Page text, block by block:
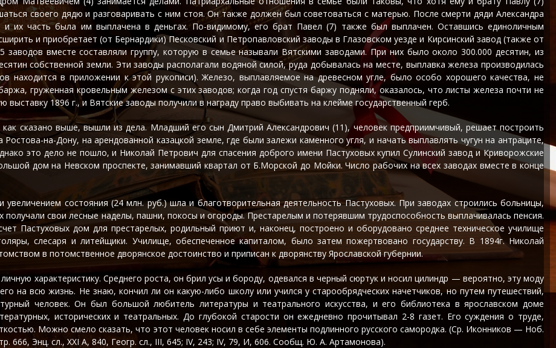
своего дядю и разговаривать с ним стоя. Он также должен был советоваться с матерью. После смерти дяди Александра
их часть была им выплачена в деньгах. По-видимому, его брат Павел (7) также был выплачен. Оставшись единоличным
и приобретает (от Бернардики) Песковский и Петропавловский заводы в Глазовском уезде и Кирсинский завод (также от
заводов вместе составляли группу, которую в семье называли Вятскими заводами. При них было около 300.000 десятин, из
собственной земли. Эти заводы располагали водяной силой, руда добывалась на месте, выплавка железа производилась
находится в приложении к этой рукописи). Железо, выплавляемое на древесном угле, было особо хорошего качества, не
груженная кровельным железом с этих заводов; когда год спустя баржу подняли, оказалось, что листы железа почти не
1896 г., и Вятские заводы получили в награду право выбивать на клейме государственный герб.
сказано выше, вышли из дела. Младший его сын Дмитрий Александрович (11), человек предприимчивый, решает построить
на-Дону, на арендованной казацкой земле, где были залежи каменного угля, и начать выплавлять чугун на антраците,
это дело не пошло, и Николай Петрович для спасения доброго имени Пастуховых купил Сулинский завод и Криворожские
дом на Невском проспекте, занимавший квартал от Б.Морской до Мойки. Число рабочих на всех заводах вместе в конце
состояния (24 млн. руб.) шла и благотворительная деятельность Пастуховых. При заводах строились больницы,
свои лесные наделы, пашни, покосы и огороды. Престарелым и потерявшим трудоспособность выплачивалась пенсия.
Пастуховых дом для престарелых, родильный приют и, наконец, построено и оборудовано среднее техническое училище
слесаря и литейщики. Училище, обеспеченное капиталом, было затем пожертвовано государству. В 1894г. Николай
в потомственное дворянское достоинство и приписан к дворянству Ярославской губернии.
характеристику. Среднего роста, он брил усы и бороду, одевался в черный сюртук и носил цилиндр — вероятно, эту моду
на всю жизнь. Не знаю, кончил ли он какую-либо школу или учился у старообрядческих начетчиков, но путем путешествий,
человек. Он был большой любитель литературы и театрального искусства, и его библиотека в ярославском доме
исторических и театральных. До глубокой старости он ежедневно прочитывал 2-8 газет. Его суждения о труде,
Можно смело сказать, что этот человек носил в себе элементы подлинного русского самородка. (Ср. Иконников — Ноб.
Энц. сл., XXI А, 840, Геогр. сл., III, 645; IV, 243; IV, 79, И, 606. Сообщ. Ю. А. Артамонова).